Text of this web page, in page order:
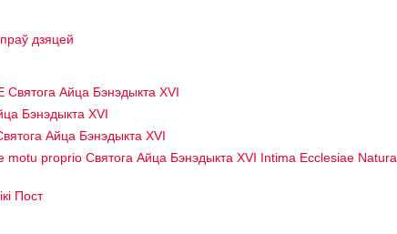
дзяцей
Святога Айца Бэнэдыкта XVI
Бэнэдыкта XVI
Айца Бэнэдыкта XVI
proprio Святога Айца Бэнэдыкта XVI Intima Ecclesiae Natura
Пост